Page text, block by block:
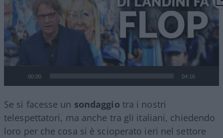
00:00 04:16
Se si facesse un sondaggio tra i nostri
telespettatori, ma anche tra gli italiani, chiedendo
loro per che cosa si è scioperato ieri nel settore